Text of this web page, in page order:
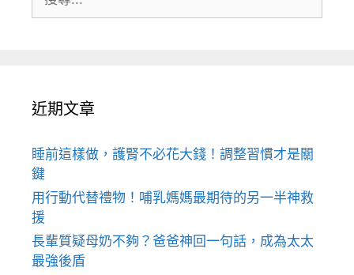
尋:
近期文章
睡前這樣做，護腎不必花大錢！調整習慣才是關
鍵
用行動代替禮物！哺乳媽媽最期待的另一半神救
援
長輩質疑母奶不夠？爸爸神回一句話，成為太太
最強後盾